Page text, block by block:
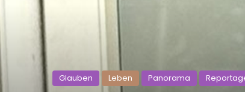
Glauben Leben Panorama